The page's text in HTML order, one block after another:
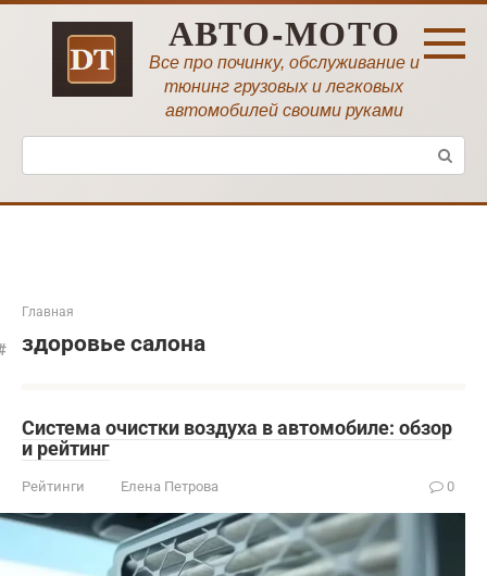
Перейти
АВТО-МОТО
Все про починку, обслуживание и
тюнинг грузовых и легковых
автомобилей своими руками
Поиск:
Главная
здоровье салона
Система очистки воздуха в автомобиле: обзор
и рейтинг
Рейтинги Елена Петрова 0